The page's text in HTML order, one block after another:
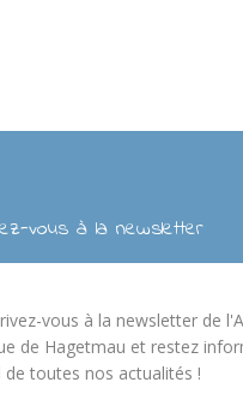
vous à la newsletter
vous à la newsletter de
de Hagetmau et restez
de toutes nos actualités !